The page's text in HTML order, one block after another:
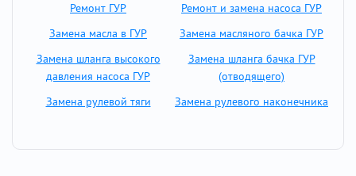
Ремонт ГУР
Ремонт и замена насоса ГУР
Замена масла в ГУР
Замена масляного бачка ГУР
Замена шланга высокого
давления насоса ГУР
Замена шланга бачка ГУР
(отводящего)
Замена рулевой тяги
Замена рулевого наконечника